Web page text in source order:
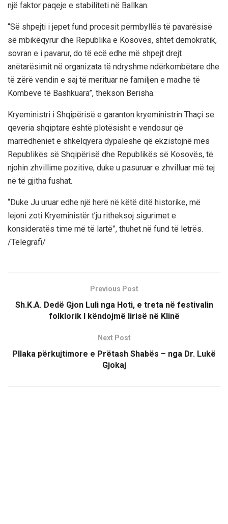
një faktor paqeje e stabiliteti në Ballkan.
“Së shpejti i jepet fund procesit përmbyllës të pavarësisë
së mbikëqyrur dhe Republika e Kosovës, shtet demokratik,
sovran e i pavarur, do të ecë edhe më shpejt drejt
anëtarësimit në organizata të ndryshme ndërkombëtare dhe
të zërë vendin e saj të merituar në familjen e madhe të
Kombeve të Bashkuara”, thekson Berisha.
Kryeministri i Shqipërisë e garanton kryeministrin Thaçi se
qeveria shqiptare është plotësisht e vendosur që
marrëdhëniet e shkëlqyera dypalëshe që ekzistojnë mes
Republikës së Shqipërisë dhe Republikës së Kosovës, të
njohin zhvillime pozitive, duke u pasuruar e zhvilluar më tej
në të gjitha fushat.
“Duke Ju uruar edhe një herë në këtë ditë historike, më
lejoni zoti Kryeministër t’ju ritheksoj sigurimet e
konsideratës time më të lartë”, thuhet në fund të letrës.
/Telegrafi/
Previous Post
Sh.K.A. Dedë Gjon Luli nga Hoti, e treta në festivalin
folklorik I këndojmë lirisë në Klinë
Next Post
Pllaka përkujtimore e Prëtash Shabës – nga Dr. Lukë
Gjokaj